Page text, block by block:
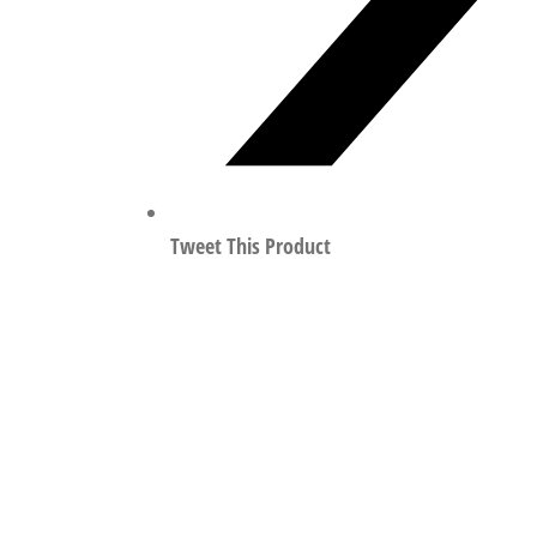
Tweet This Product